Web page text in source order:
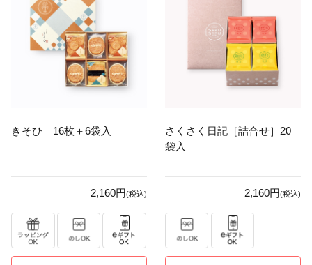
きそひ 16枚＋6袋入
2,160円(税込)
さくさく日記［詰合せ］20
袋入
2,160円(税込)